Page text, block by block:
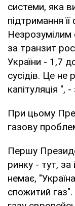
системи, яка
підтримання її
Незрозумілим
за транзит
України - 1,7
сусідів. Це не
капітуляція
При цьому
газову
Першу
ринку - тут,
немає,
спожитий